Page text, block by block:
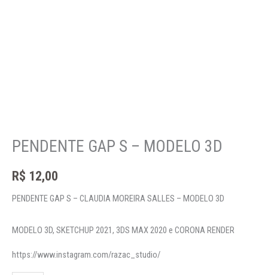
PENDENTE GAP S – MODELO 3D
R$ 12,00
PENDENTE GAP S – CLAUDIA MOREIRA SALLES – MODELO 3D
MODELO 3D, SKETCHUP 2021, 3DS MAX 2020 e CORONA RENDER
https://www.instagram.com/razac_studio/